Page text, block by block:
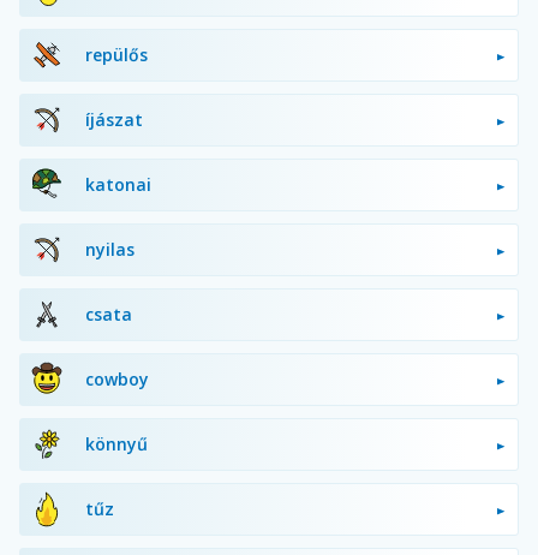
repülős
íjászat
katonai
nyilas
csata
cowboy
könnyű
tűz